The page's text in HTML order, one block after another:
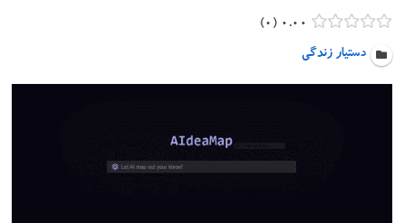
www.hooshtaak.ir
۰.۰۰ ۰
دستیار زندگی